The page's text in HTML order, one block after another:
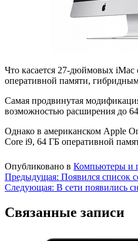
Что касается 27-дюймовых iMac
оперативной памяти,
Самая продвинутая
возможностью расширения до
Однако в американском Apple
Core i9, 64 ГБ оперативной
Опубликовано в Компьютеры и
Навигация
по
записям
Предыдущая: Появился список
Следующая: В сети появились
Связанные записи